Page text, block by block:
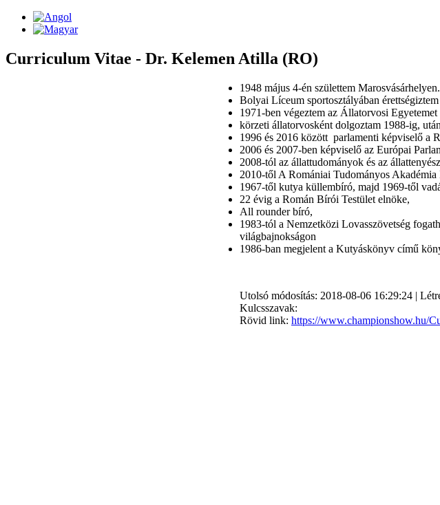
Curriculum Vitae - Dr. Kelemen Atilla (RO)
1948 május 4-én születtem Marosvásárhelyen.
Bolyai Líceum sportosztályában
1971-ben végeztem az Állatorvosi
körzeti állatorvosként dolgoztam 1988-ig,
1996 és 2016 között parlamenti képviselő a
2006 és 2007-ben képviselő az Európai
2008-tól az állattudományok és az
2010-től A Romániai Tudományos Akadémia
1967-től kutya küllembíró, majd 1969-től
22 évig a Román Bírói Testület elnöke,
All rounder bíró,
1983-tól a Nemzetközi Lovasszövetség
világbajnokságon
1986-ban megjelent a Kutyáskönyv című
Utolsó módosítás: 2018-08-06 16:29:24 |
Kulcsszavak:
Rövid link: https://www.championshow.hu/